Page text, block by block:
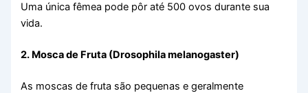
Uma única fêmea pode pôr até 500 ovos durante sua
vida.
2. Mosca de Fruta (Drosophila melanogaster)
As moscas de fruta são pequenas e geralmente